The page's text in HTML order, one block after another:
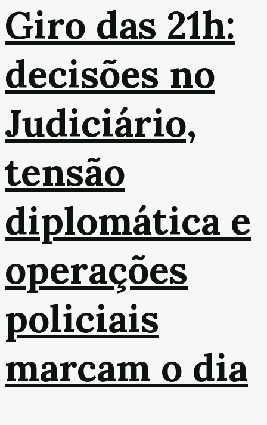
Giro das 21h:
decisões no
Judiciário,
tensão
diplomática e
operações
policiais
marcam o dia